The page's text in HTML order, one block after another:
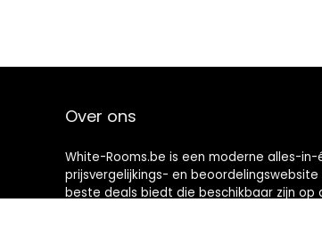
Over ons
White-Rooms.be is een moderne alles-in-
prijsvergelijkings- en beoordelingswebsite
beste deals biedt die beschikbaar zijn op